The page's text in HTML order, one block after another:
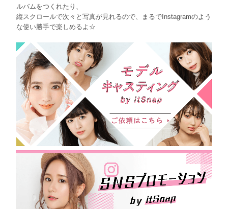
ルバムをつくれたり、
縦スクロールで次々と写真が見れるので、まるでInstagramのよう
な使い勝手で楽しめるよ☆